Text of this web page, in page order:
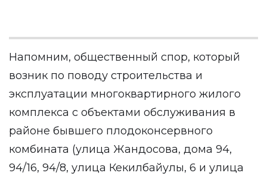
Напомним, общественный спор, который
возник по поводу строительства и
эксплуатации многоквартирного жилого
комплекса с объектами обслуживания в
районе бывшего плодоконсервного
комбината (улица Жандосова, дома 94,
94/16, 94/8, улица Кекилбайулы, 6 и улица